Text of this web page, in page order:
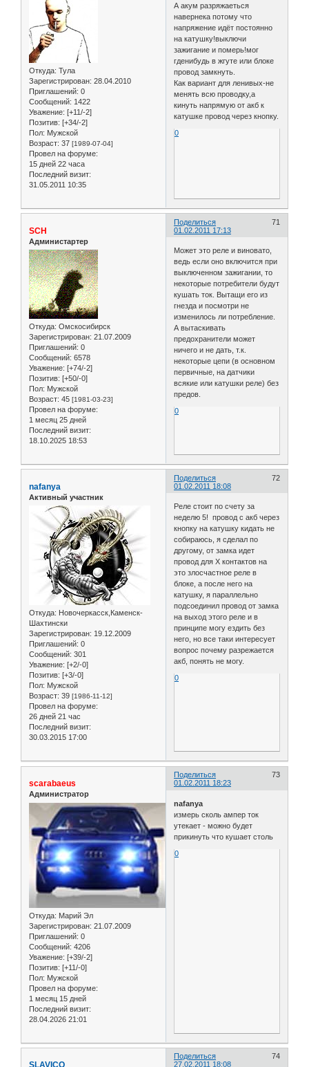
Откуда: Тула
Зарегистрирован: 28.04.2010
Приглашений: 0
Сообщений: 1422
Уважение: [+11/-2]
Позитив: [+34/-2]
Пол: Мужской
Возраст: 37 [1989-07-04]
Провел на форуме:
15 дней 22 часа
Последний визит:
31.05.2011 10:35
А акум разряжаеться
навернека потому что
напряжение идёт постоянно
на катушку!выключи
зажигание и померь!мог
гденибудь в жгуте или блоке
провод замкнуть.
Как вариант для ленивых-не
менять всю проводку,а
кинуть напрямую от акб к
катушке провод через кнопку.
0
Поделиться
71
01.02.2011 17:13
SCH
Администартер
Откуда: Омскосибирск
Зарегистрирован: 21.07.2009
Приглашений: 0
Сообщений: 6578
Уважение: [+74/-2]
Позитив: [+50/-0]
Пол: Мужской
Возраст: 45 [1981-03-23]
Провел на форуме:
1 месяц 25 дней
Последний визит:
18.10.2025 18:53
Может это реле и виновато,
ведь если оно включится при
выключенном зажигании, то
некоторые потребители будут
кушать ток. Вытащи его из
гнезда и посмотри не
изменилось ли потребление.
А вытаскивать
предохранители может
ничего и не дать, т.к.
некоторые цепи (в основном
первичные, на датчики
всякие или катушки реле) без
предов.
0
Поделиться
72
01.02.2011 18:08
nafanya
Активный участник
Откуда: Новочеркасск,Каменск-
Шахтински
Зарегистрирован: 19.12.2009
Приглашений: 0
Сообщений: 301
Уважение: [+2/-0]
Позитив: [+3/-0]
Пол: Мужской
Возраст: 39 [1986-11-12]
Провел на форуме:
26 дней 21 час
Последний визит:
30.03.2015 17:00
Реле стоит по счету за
неделю 5! провод с акб через
кнопку на катушку кидать не
собираюсь, я сделал по
другому, от замка идет
провод для Х контактов на
это злосчастное реле в
блоке, а после него на
катушку, я параллельно
подсоединил провод от замка
на выход этого реле и в
принципе могу ездить без
него, но все таки интересует
вопрос почему разрежается
акб, понять не могу.
0
Поделиться
73
01.02.2011 18:23
scarabaeus
Администратор
Откуда: Марий Эл
Зарегистрирован: 21.07.2009
Приглашений: 0
Сообщений: 4206
Уважение: [+39/-2]
Позитив: [+11/-0]
Пол: Мужской
Провел на форуме:
1 месяц 15 дней
Последний визит:
28.04.2026 21:01
nafanya
измерь сколь ампер ток
утекает - можно будет
прикинуть что кушает столь
0
Поделиться
74
27.02.2011 18:08